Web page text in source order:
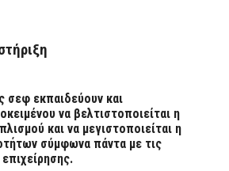
σεφ εκπαιδεύουν και
να βελτιστοποιείται η
και να μεγιστοποιείται η
σύμφωνα πάντα με τις